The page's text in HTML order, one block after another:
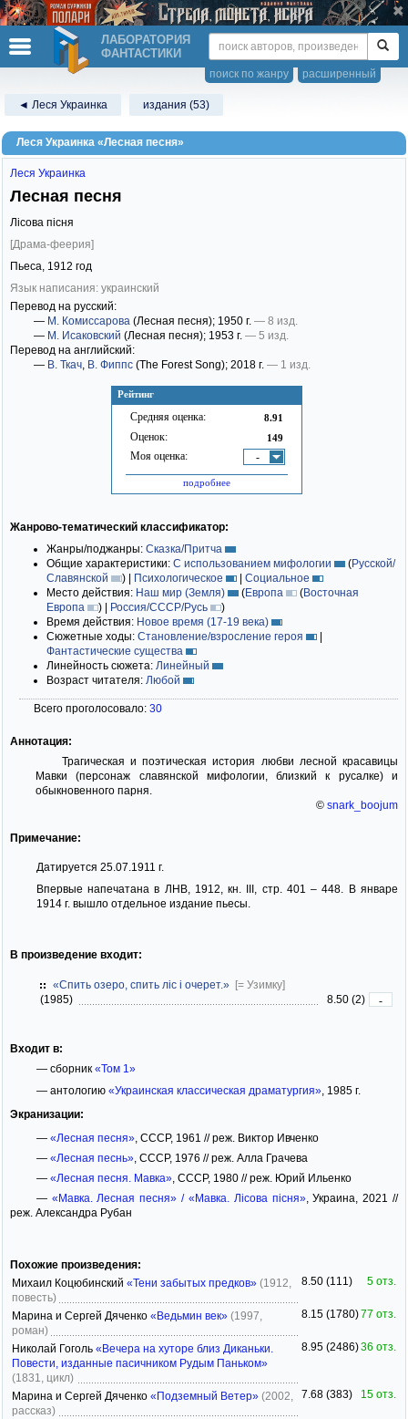
ЛАБОРАТОРИЯ
ФАНТАСТИКИ
расширенный
поиск по жанру
◄ Леся Украинка издания (53)
Леся Украинка «Лесная песня»
Рейтинг
Средняя оценка: 8.91
Оценок: 149
Моя оценка: -
подробнее
Леся Украинка
Лесная песня
Лісова пісня
[Драма-феерия]
Пьеса, 1912 год
Язык написания: украинский
Перевод на русский:
— М. Комиссарова (Лесная песня); 1950 г. — 8 изд.
— М. Исаковский (Лесная песня); 1953 г. — 5 изд.
Перевод на английский:
— В. Ткач, В. Фиппс (The Forest Song); 2018 г. — 1 изд.
Жанрово-тематический классификатор:
Жанры/поджанры: Сказка/Притча
Общие характеристики: С использованием мифологии (Русской/
Славянской
) | Психологическое | Социальное
Место действия: Наш мир (Земля) (Европа (Восточная
Европа
) | Россия/СССР/Русь
)
Время действия: Новое время (17-19 века)
Сюжетные ходы: Становление/взросление героя
|
Фантастические существа
Линейность сюжета: Линейный
Возраст читателя: Любой
Всего проголосовало: 30
Аннотация:
Трагическая и поэтическая история любви лесной красавицы
Мавки (персонаж славянской мифологии, близкий к русалке) и
обыкновенного парня.
© snark_boojum
Примечание:
Датируется 25.07.1911 г.
Впервые напечатана в ЛНВ, 1912, кн. III, стр. 401 – 448. В январе
1914 г. вышло отдельное издание пьесы.
В произведение входит:
«Спить озеро, спить ліс і очерет.» [= Узимку]
(1985)
8.50 (2) -
Входит в:
— сборник «Том 1»
— антологию «Украинская классическая драматургия», 1985 г.
Экранизации:
— «Лесная песня», СССР, 1961 // реж. Виктор Ивченко
— «Лесная песнь», СССР, 1976 // реж. Алла Грачева
— «Лесная песня. Мавка», СССР, 1980 // реж. Юрий Ильенко
— «Мавка. Лесная песня» / «Мавка. Лісова пісня», Украина, 2021 //
реж. Александра Рубан
Похожие произведения:
Михаил Коцюбинский «Тени забытых предков» (1912,
повесть)
8.50 (111) 5 отз.
Марина и Сергей Дяченко «Ведьмин век» (1997,
роман)
8.15 (1780)77 отз.
Николай Гоголь «Вечера на хуторе близ Диканьки.
Повести, изданные пасичником Рудым Паньком»
(1831, цикл)
8.95 (2486)36 отз.
Марина и Сергей Дяченко «Подземный Ветер» (2002,
рассказ)
7.68 (383) 15 отз.